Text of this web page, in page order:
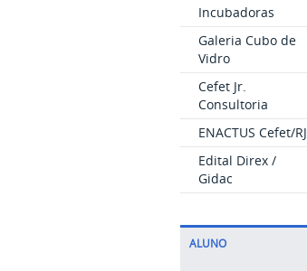
Incubadoras
Galeria Cubo de
Vidro
Cefet Jr.
Consultoria
ENACTUS Cefet/RJ
Edital Direx /
Gidac
ALUNO